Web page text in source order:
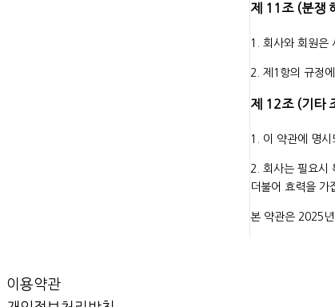
제 11조 (분쟁
1. 회사와 회원은
2. 제1항의 규정
제 12조 (기타
1. 이 약관에 명시
2. 회사는 필요시
더불어 효력을 가
본 약관은 2025
이용약관